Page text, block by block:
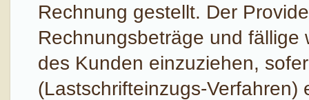
Rechnung gestellt. Der
Rechnungsbeträge und
des Kunden einzuziehen,
(Lastschrifteinzugs-